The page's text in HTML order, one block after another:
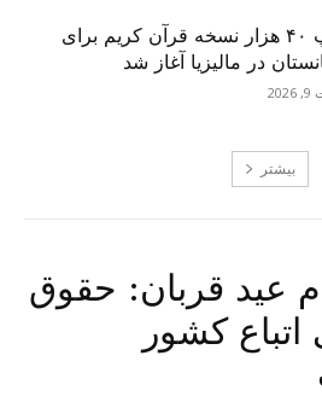
چاپ ۴۰ هزار نسخه قرآن کریم برای
در مالیزیا آغاز شد
بیشتر
عید قربان: حقوق
کشور